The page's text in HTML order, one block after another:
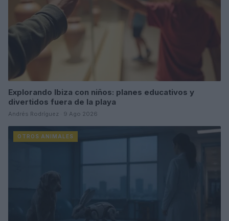
Explorando Ibiza con niños: planes educativos y
divertidos fuera de la playa
Andrés Rodríguez · 9 Ago 2026
OTROS ANIMALES